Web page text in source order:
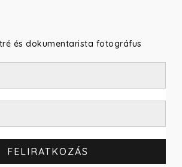
és dokumentarista fotográfus